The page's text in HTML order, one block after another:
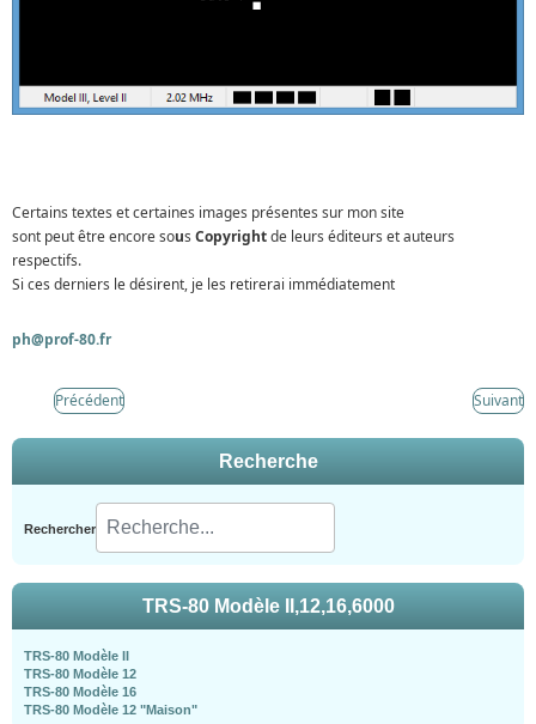
Certains textes et certaines images présentes sur mon site
sont peut être encore sous Copyrightde leurs éditeurs et auteurs
respectifs.
Si ces derniers le désirent, je les retirerai immédiatement
ph@prof-80.fr
Précédent Suivant
Recherche
Rechercher
TRS-80 Modèle II,12,16,6000
TRS-80 Modèle II
TRS-80 Modèle 12
TRS-80 Modèle 16
TRS-80 Modèle 12 "Maison"